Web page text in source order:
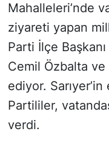
Mahalleleri’nde
ziyareti yapan
Parti İlçe Başkanı
Cemil Özbalta
ediyor.
Partililer,
verdi.
TÜRKİYE VE
VİDEO GALERİ
YAŞAM